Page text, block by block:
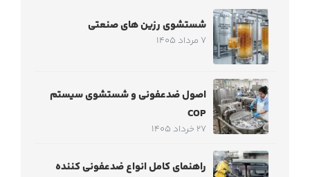
شستشوی رزین های صنعتی
7 مرداد 1405
اصول ضدعفونی و شستشوی سیستم
COP
27 خرداد 1405
راهنمای کامل انواع ضدعفونی کننده